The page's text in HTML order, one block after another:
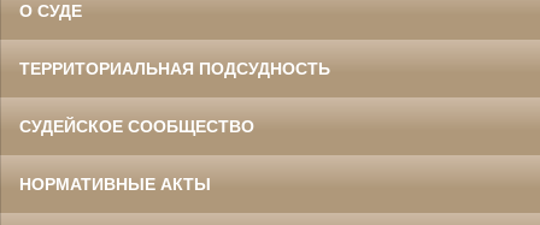
О СУДЕ
ТЕРРИТОРИАЛЬНАЯ ПОДСУДНОСТЬ
СУДЕЙСКОЕ СООБЩЕСТВО
НОРМАТИВНЫЕ АКТЫ